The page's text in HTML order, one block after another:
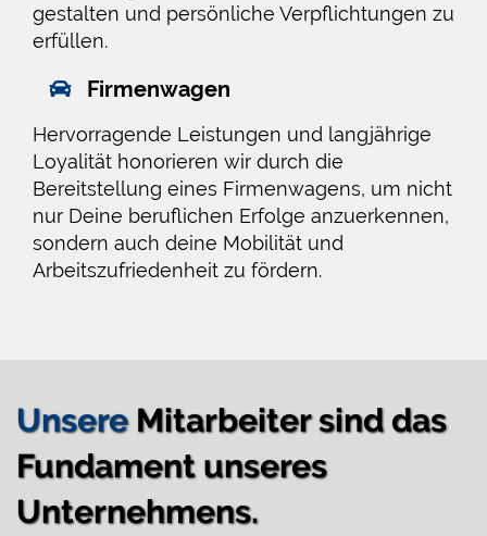
gestalten und persönliche Verpflichtungen zu
erfüllen.
Firmenwagen
Hervorragende Leistungen und langjährige
Loyalität honorieren wir durch die
Bereitstellung eines Firmenwagens, um nicht
nur Deine beruflichen Erfolge anzuerkennen,
sondern auch deine Mobilität und
Arbeitszufriedenheit zu fördern.
UnsereMitarbeiter sind das
Fundament unseres
Unternehmens.